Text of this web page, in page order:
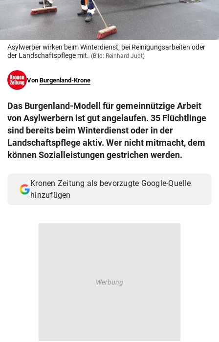
© Krone Multimedia GmbH & Co KG 2026
Muthgasse 2, 1190 Wien
Asylwerber wirken beim Winterdienst, bei Reinigungsarbeiten oder
der Landschaftspflege mit. (Bild: Reinhard Judt)
Von Burgenland-Krone
Das Burgenland-Modell für gemeinnützige Arbeit
von Asylwerbern ist gut angelaufen. 35 Flüchtlinge
sind bereits beim Winterdienst oder in der
Landschaftspflege aktiv. Wer nicht mitmacht, dem
können Sozialleistungen gestrichen werden.
Kronen Zeitung als bevorzugte Google-Quelle
hinzufügen